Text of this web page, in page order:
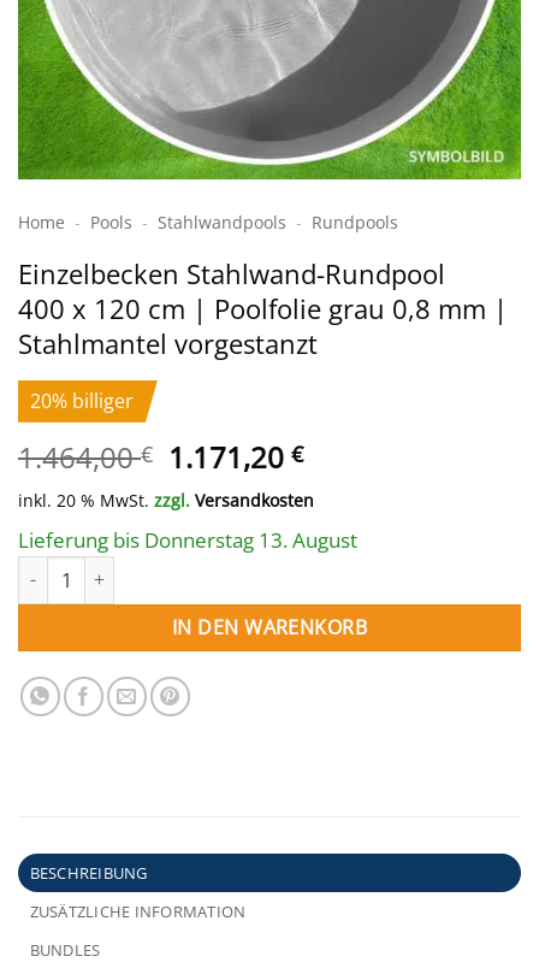
Home - Pools - Stahlwand­pools - Rundpools
Einzelbecken Stahl­wand-Rundpool
400 x 120 cm | Poolfolie grau 0,8 mm |
Stahlmantel vorgestanzt
20% billiger
1.464,00€ Ursprünglicher
Preis
war:
1.464,00 €
1.171,20€Aktueller
ist:
1.171,20 €.
inkl. 20 % MwSt. zzgl. Versandkosten
Lieferung bis Donnerstag 13. August
Einzelbecken Stahl­wand-Rundpool 400 x 120 cm | Poolfolie
IN DEN WARENKORB
BESCHREIBUNG
ZUSÄTZLICHE INFORMATION
BUNDLES